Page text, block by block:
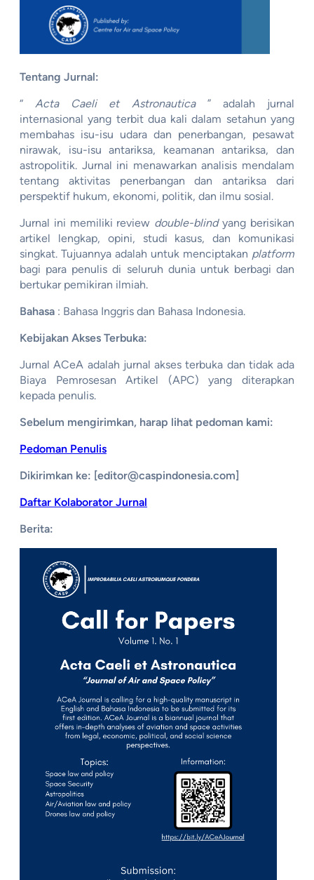
Tentang Jurnal:
“Acta Caeli et Astronautica” adalah jurnal
internasional yang terbit dua kali dalam setahun yang
membahas isu-isu udara dan penerbangan, pesawat
nirawak, isu-isu antariksa, keamanan antariksa, dan
astropolitik. Jurnal ini menawarkan analisis mendalam
tentang aktivitas penerbangan dan antariksa dari
perspektif hukum, ekonomi, politik, dan ilmu sosial.
Jurnal ini memiliki review double-blindyang berisikan
artikel lengkap, opini, studi kasus, dan komunikasi
singkat. Tujuannya adalah untuk menciptakan platform
bagi para penulis di seluruh dunia untuk berbagi dan
bertukar pemikiran ilmiah.
Bahasa : Bahasa Inggris dan Bahasa Indonesia.
Kebijakan Akses Terbuka:
Jurnal ACeA adalah jurnal akses terbuka dan tidak ada
Biaya Pemrosesan Artikel (APC) yang diterapkan
kepada penulis.
Sebelum mengirimkan, harap lihat pedoman kami:
Pedoman Penulis
Dikirimkan ke: [editor@caspindonesia.com]
Daftar Kolaborator Jurnal
Berita: